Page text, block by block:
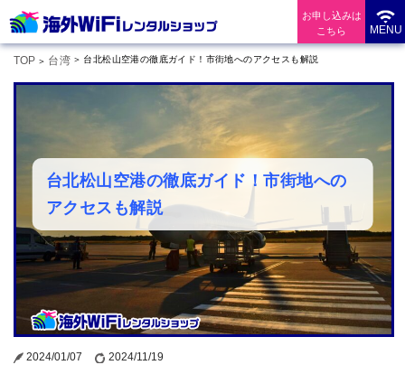
お申し込みは
こちら
MENU
TOP 台湾 台北松山空港の徹底ガイド！市街地へのアクセスも解説
台北松山空港の徹底ガイド！市街地への
アクセスも解説
2024/01/07
2024/11/19